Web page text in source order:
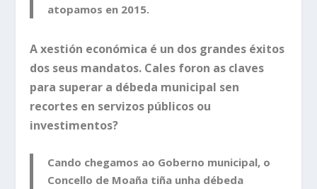
atopamos en 2015.
A xestión económica é un dos grandes éxitos
dos seus mandatos. Cales foron as claves
para superar a débeda municipal sen
recortes en servizos públicos ou
investimentos?
Cando chegamos ao Goberno municipal, o
Concello de Moaña tiña unha débeda